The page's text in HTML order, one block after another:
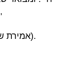
,
אמירת).